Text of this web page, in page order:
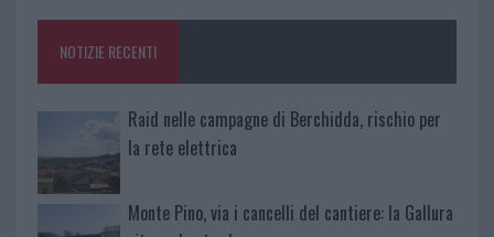
o
k
p
NOTIZIE RECENTI
Raid nelle campagne di Berchidda, rischio per
la rete elettrica
Monte Pino, via i cancelli del cantiere: la Gallura